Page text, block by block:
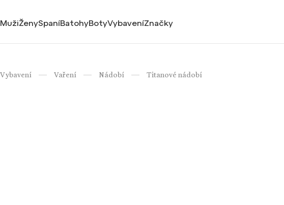
MužiŽenySpaníBatohyBotyVybaveníZnačky
Vybavení / Vaření / Nádobí / Titanové nádobí